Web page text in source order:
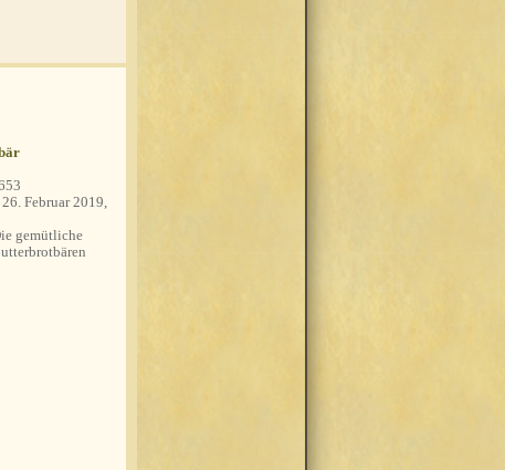
26. Februar 2019,
gemütliche